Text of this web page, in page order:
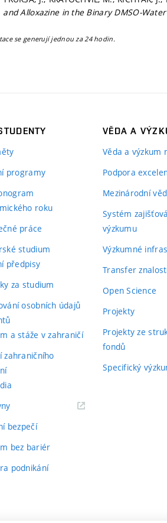
and Alloxazine in the Binary DMSO-
se generují jednou za 24 hodin.
programy
roku
práce
studium
předpisy
za studium
osobních údajů
a stáže v zahraničí
zahraničního
(externí
bezpečí
bez bariér
podnikání
VĚDA A
Věda a výzkum
Podpora
Mezinárodní
Systém
výzkumu
Výzkumné
Transfer
Open Science
Projekty
Projekty ze
fondů
Specifický